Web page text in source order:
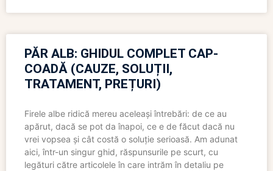
PĂR ALB: GHIDUL COMPLET CAP-
COADĂ (CAUZE, SOLUȚII,
TRATAMENT, PREȚURI)
Firele albe ridică mereu aceleași întrebări: de ce au
apărut, dacă se pot da înapoi, ce e de făcut dacă nu
vrei vopsea și cât costă o soluție serioasă. Am adunat
aici, într-un singur ghid, răspunsurile pe scurt, cu
legături către articolele în care intrăm în detaliu pe